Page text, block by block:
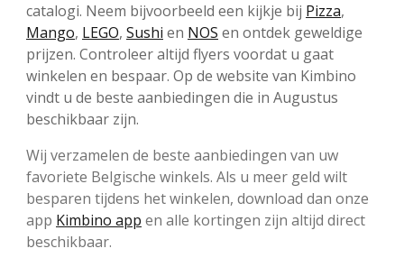
catalogi. Neem bijvoorbeeld een kijkje bij Pizza,
Mango, LEGO, Sushi en NOS en ontdek geweldige
prijzen. Controleer altijd flyers voordat u gaat
winkelen en bespaar. Op de website van Kimbino
vindt u de beste aanbiedingen die in Augustus
beschikbaar zijn.
Wij verzamelen de beste aanbiedingen van uw
favoriete Belgische winkels. Als u meer geld wilt
besparen tijdens het winkelen, download dan onze
app Kimbino app en alle kortingen zijn altijd direct
beschikbaar.